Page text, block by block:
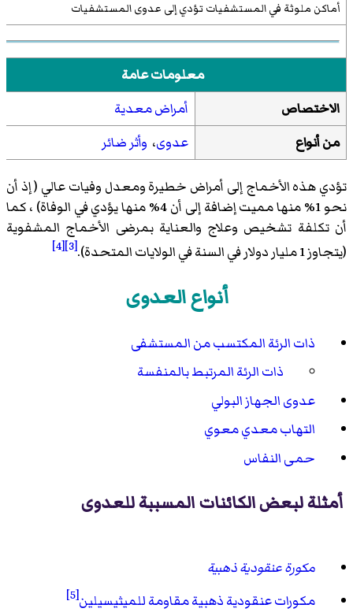
أماكن ملوثة في المستشفيات تؤدي إلى عدوى المستشفيات
معلومات عامة
الاختصاص
أمراض معدية
من أنواع
عدوى، وأثر ضائر
تؤدي هذه الأخماج إلى أمراض خطيرة ومعدل وفيات عالي ( إذ أن
نحو 1% منها مميت إضافة إلى أن 4% منها يؤدي في الوفاة) ، كما
أن تكلفة تشخيص وعلاج والعناية بمرضى الأخماج المشفوية
(يتجاوز 1 مليار دولار في السنة في الولايات المتحدة).
[3]
[4]
أنواع العدوى
ذات الرئة المكتسب من المستشفى
ذات الرئة المرتبط بالمنفسة
عدوى الجهاز البولي
التهاب معدي معوي
حمى النفاس
أمثلة لبعض الكائنات المسببة للعدوى
مكورة عنقودية ذهبية
مكورات عنقودية ذهبية مقاومة للميثيسيلين[5]